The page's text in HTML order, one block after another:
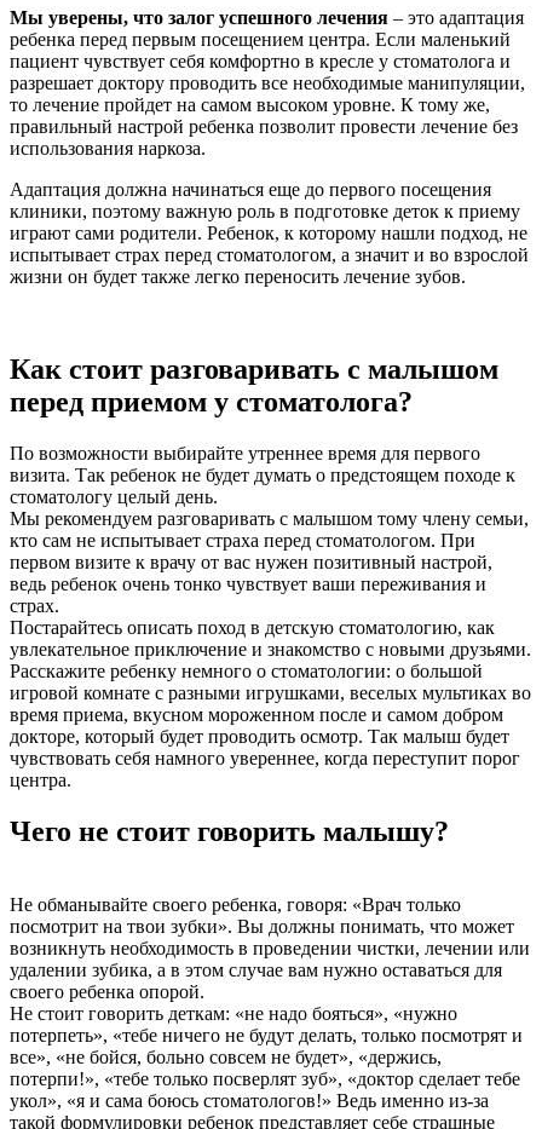
Мы уверены, что залог успешного лечения – это адаптация
ребенка перед первым посещением центра. Если маленький
пациент чувствует себя комфортно в кресле у стоматолога и
разрешает доктору проводить все необходимые манипуляции,
то лечение пройдет на самом высоком уровне. К тому же,
правильный настрой ребенка позволит провести лечение без
использования наркоза.
Адаптация должна начинаться еще до первого посещения
клиники, поэтому важную роль в подготовке деток к приему
играют сами родители. Ребенок, к которому нашли подход, не
испытывает страх перед стоматологом, а значит и во взрослой
жизни он будет также легко переносить лечение зубов.
Как стоит разговаривать с малышом
перед приемом у стоматолога?
По возможности выбирайте утреннее время для первого
визита. Так ребенок не будет думать о предстоящем походе к
стоматологу целый день.
Мы рекомендуем разговаривать с малышом тому члену семьи,
кто сам не испытывает страха перед стоматологом. При
первом визите к врачу от вас нужен позитивный настрой,
ведь ребенок очень тонко чувствует ваши переживания и
страх.
Постарайтесь описать поход в детскую стоматологию, как
увлекательное приключение и знакомство с новыми друзьями.
Расскажите ребенку немного о стоматологии: о большой
игровой комнате с разными игрушками, веселых мультиках во
время приема, вкусном мороженном после и самом добром
докторе, который будет проводить осмотр. Так малыш будет
чувствовать себя намного увереннее, когда переступит порог
центра.
Чего не стоит говорить малышу?
Не обманывайте своего ребенка, говоря: «Врач только
посмотрит на твои зубки». Вы должны понимать, что может
возникнуть необходимость в проведении чистки, лечении или
удалении зубика, а в этом случае вам нужно оставаться для
своего ребенка опорой.
Не стоит говорить деткам: «не надо бояться», «нужно
потерпеть», «тебе ничего не будут делать, только посмотрят и
все», «не бойся, больно совсем не будет», «держись,
потерпи!», «тебе только посверлят зуб», «доктор сделает тебе
укол», «я и сама боюсь стоматологов!» Ведь именно из-за
такой формулировки ребенок представляет себе страшные